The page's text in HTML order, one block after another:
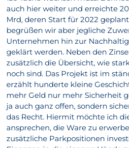
auch hier weiter und erreichte
Mrd, deren Start für 2022
begrüßen wir aber jegliche
Unternehmen hin zur
geklärt werden. Neben den
zusätzlich die Übersicht, wie
noch sind. Das Projekt ist im
erzählt hunderte kleine
mehr Geld nur mehr Sicherheit
ja auch ganz offen, sondern
das Recht. Hiermit möchte ich
ansprechen, die Ware zu
zusätzliche Parkpositionen